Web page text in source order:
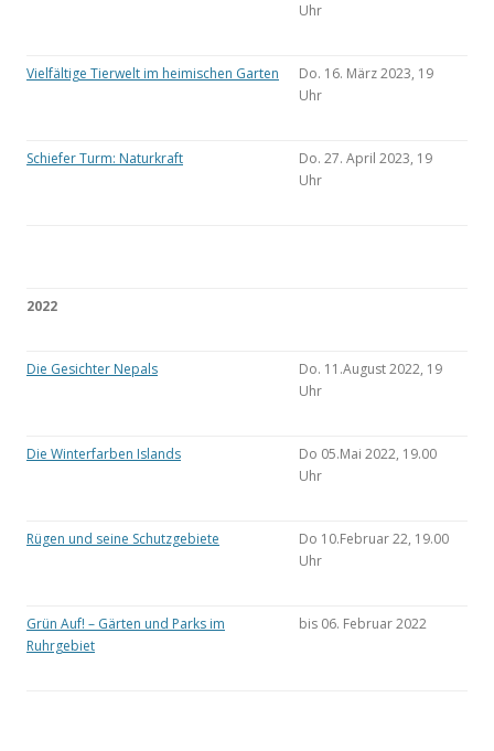
Uhr
Vielfältige Tierwelt im heimischen Garten
Do. 16. März 2023, 19
Uhr
Schiefer Turm: Naturkraft
Do. 27. April 2023, 19
Uhr
2022
Die Gesichter Nepals
Do. 11.August 2022, 19
Uhr
Die Winterfarben Islands
Do 05.Mai 2022, 19.00
Uhr
Rügen und seine Schutzgebiete
Do 10.Februar 22, 19.00
Uhr
Grün Auf! – Gärten und Parks im
Ruhrgebiet
bis 06. Februar 2022